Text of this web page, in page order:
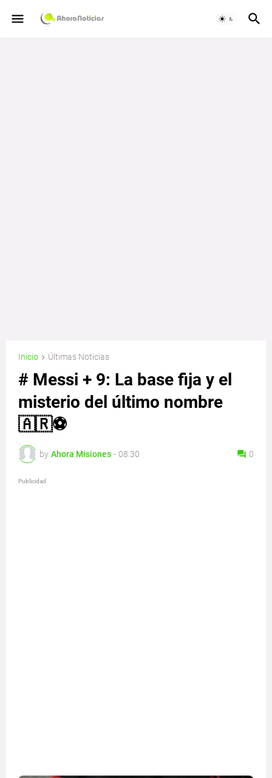
Inicio Últimas Noticias
# Messi + 9: La base fija y el
misterio del último nombre
🇦🇷⚽
by Ahora Misiones - 08:30 0
Publicidad